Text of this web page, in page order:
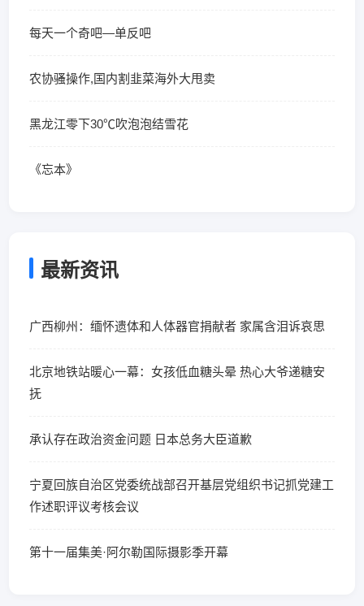
每天一个奇吧—单反吧
农协骚操作,国内割韭菜海外大甩卖
黑龙江零下30℃吹泡泡结雪花
《忘本》
最新资讯
广西柳州：缅怀遗体和人体器官捐献者 家属含泪诉哀思
北京地铁站暖心一幕：女孩低血糖头晕 热心大爷递糖安
抚
承认存在政治资金问题 日本总务大臣道歉
宁夏回族自治区党委统战部召开基层党组织书记抓党建工
作述职评议考核会议
第十一届集美·阿尔勒国际摄影季开幕